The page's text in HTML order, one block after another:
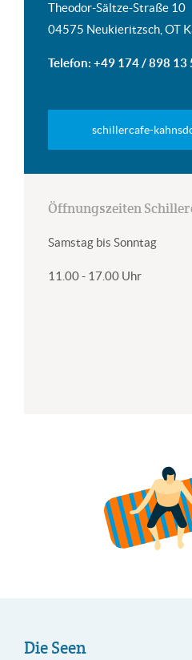
Theodor-Sältze-Straße 10
04575 Neukieritzsch, OT
Telefon: +49 174 / 898 13
schillercafe-
Öffnungszeiten
Samstag bis Sonntag
11.00 - 17.00 Uhr
Die Seen